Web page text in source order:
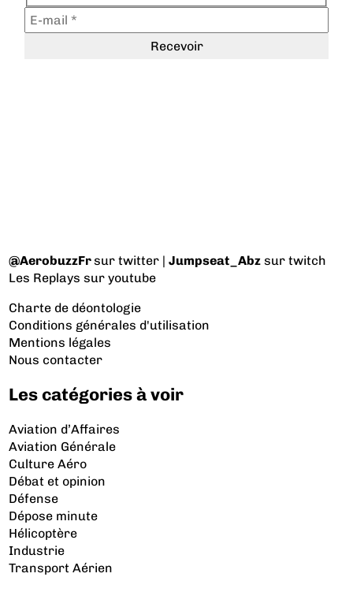
@AerobuzzFrsur twitter |Jumpseat_Abz sur twitch
Les Replays sur youtube
Charte de déontologie
Conditions générales d'utilisation
Mentions légales
Nous contacter
Les catégories à voir
Aviation d’Affaires
Aviation Générale
Culture Aéro
Débat et opinion
Défense
Dépose minute
Hélicoptère
Industrie
Transport Aérien